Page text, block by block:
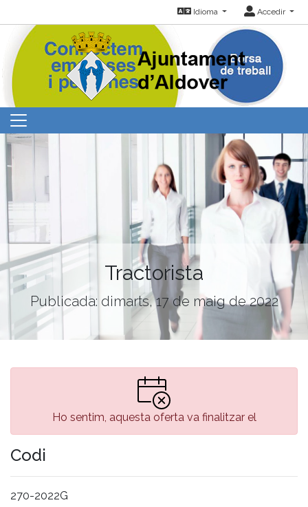
Idioma Accedir
Tractorista
Publicada: dimarts, 17 de maig de 2022
Ho sentim, aquesta oferta va finalitzar el
Codi
270-2022G